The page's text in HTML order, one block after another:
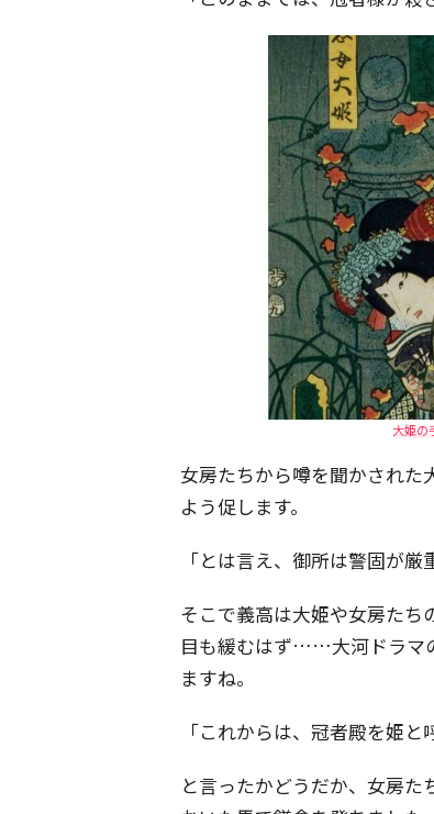
大姫の
女房たちから噂を聞かされた
よう促します。
「とは言え、御所は警固が
そこで義高は大姫や女房たち
目も緩むはず……大河ドラマ
ますね。
「これからは、冠者殿を姫と
と言ったかどうだか、女房